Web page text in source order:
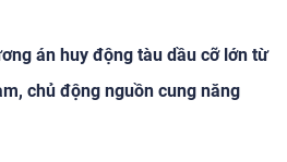
án huy động tàu dầu cỡ lớn từ
chủ động nguồn cung năng